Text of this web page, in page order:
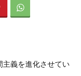
義を進化させてい